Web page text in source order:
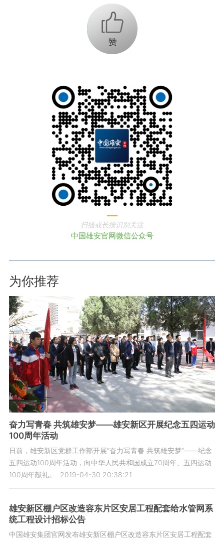
+1
扫描或长按识别关注
中国雄安官网微信公众号
为你推荐
奋力写青春 共筑雄安梦——雄安新区开展纪念五四运动
100周年活动
日前，雄安新区党群工作部开展“奋力写青春 共筑雄安梦”——纪念
五四运动100周年活动，向中华人民共和国成立70周年、五四运动
100周年献礼。
2019-04-30 20:38:21
雄安新区棚户区改造容东片区安居工程配套给水管网系
统工程设计招标公告
中国雄安集团官网发布雄安新区棚户区改造容东片区安居工程配套